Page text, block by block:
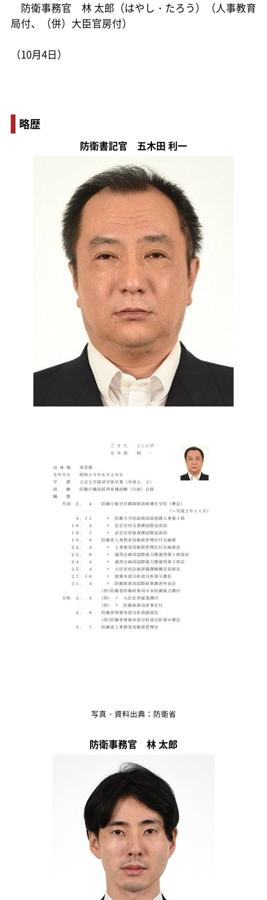
防衛事務官 林 太郎（はやし・たろう）（人事教育
局付、（併）大臣官房付）
（10月4日）
略歴
防衛書記官 五木田 利一
写真・資料出典：防衛省
防衛事務官 林 太郎